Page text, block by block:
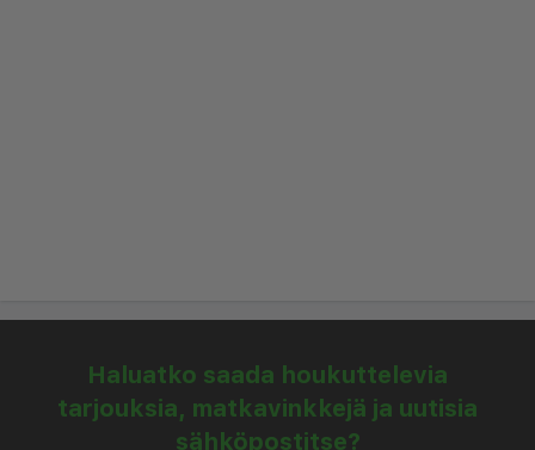
perheille ja yksinäisille matkailijoille, jotka etsivät
vieraanvarainen tunnelma ja harkitut mukavuudet
lupaavat unohtumatonta oleskelua rauhallisessa
Haluatko saada houkuttelevia
tarjouksia, matkavinkkejä ja uutisia
sähköpostitse?